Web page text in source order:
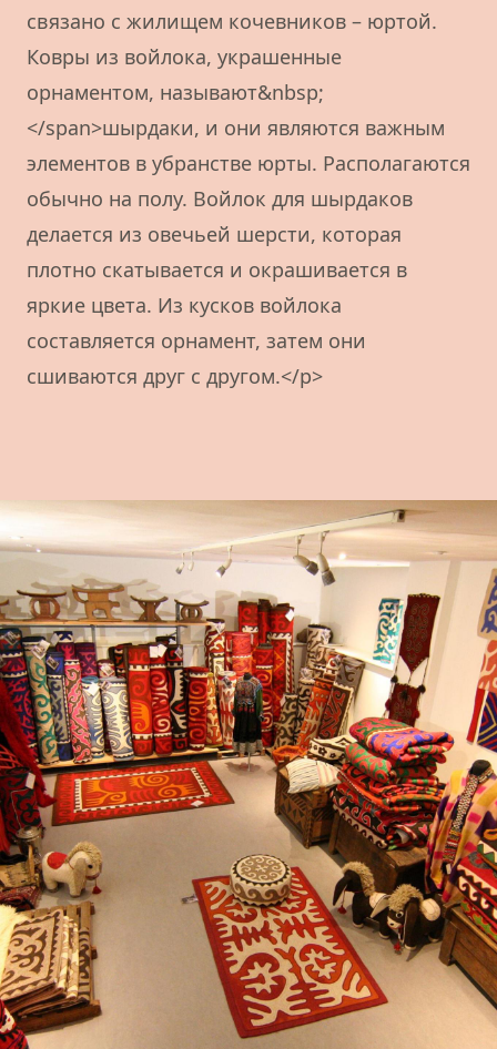
связано с жилищем кочевников – юртой.
Ковры из войлока, украшенные
орнаментом, называют&nbsp;
</span>шырдаки, и они являются важным
элементов в убранстве юрты. Располагаются
обычно на полу. Войлок для шырдаков
делается из овечьей шерсти, которая
плотно скатывается и окрашивается в
яркие цвета. Из кусков войлока
составляется орнамент, затем они
сшиваются друг с другом.</p>